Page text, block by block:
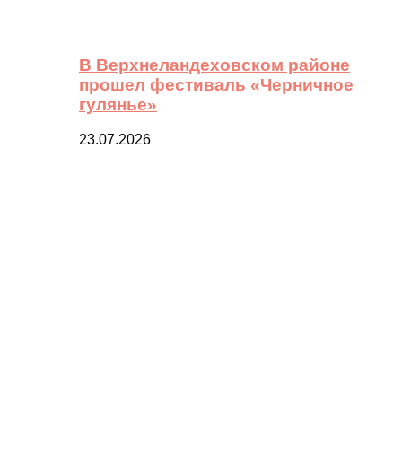
В Верхнеландеховском районе
прошел фестиваль «Черничное
гулянье»
23.07.2026